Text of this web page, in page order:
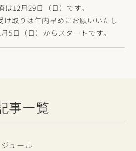
12月29日（日）です。
け取りは年内早めにお願いいたし
5日（日）からスタートです。
事一覧
ュール